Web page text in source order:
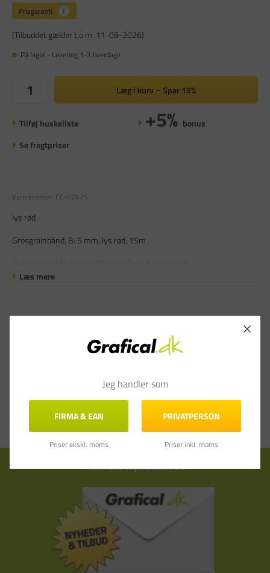
(Tilbuddet gælder t.o.m. 11-08-2026)
På lager - Levering 1-3 hverdage
Læg i kurv Spar 15%
Tilføj huskeliste +5% bonus
Se fragtpriser
Varenummer: CC-52475
lys rød
Grosgrainbånd, B: 5 mm, lys rød, 15m
Læs mere
Tilmeld nyhedsbrev
Jeg handler som
FIRMA & EAN
Priser ekskl. moms
PRIVATPERSON
Priser inkl. moms